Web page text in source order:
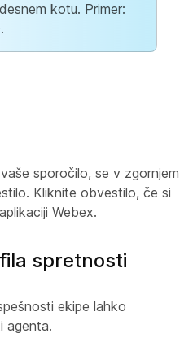
kotu. Primer:
sporočilo, se v zgornjem
Kliknite obvestilo, če si
Webex.
spretnosti
ekipe lahko
agenta.